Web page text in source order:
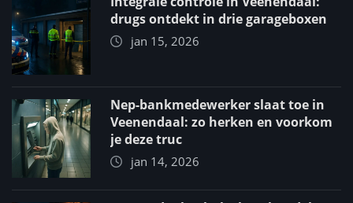
drugs ontdekt in drie garageboxen
jan 15, 2026
Nep-bankmedewerker slaat toe in
Veenendaal: zo herken en voorkom
je deze truc
jan 14, 2026